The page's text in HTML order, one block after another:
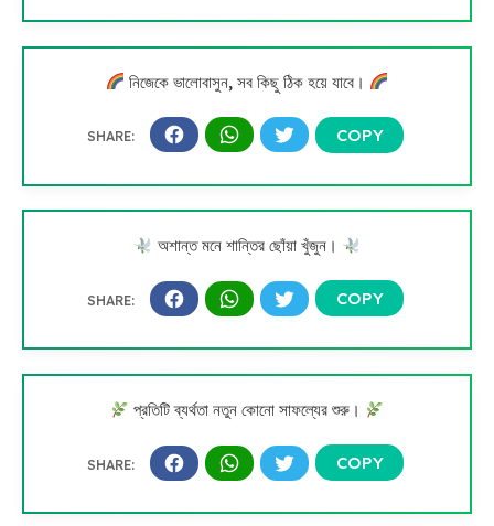
নিজেকে ভালোবাসুন, সব কিছু ঠিক হয়ে যাবে।
অশান্ত মনে শান্তির ছোঁয়া খুঁজুন।
প্রতিটি ব্যর্থতা নতুন কোনো সাফল্যের শুরু।